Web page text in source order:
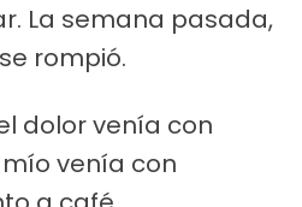
La semana pasada,
rompió.
dolor venía con
mío venía con